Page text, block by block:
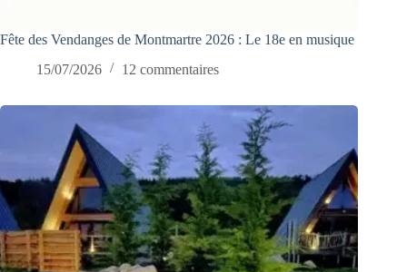
Fête des Vendanges de Montmartre 2026 : Le 18e en musique
15/07/2026
12 commentaires